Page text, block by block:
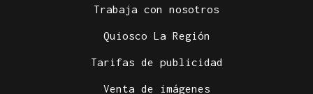
Trabaja con nosotros
Quiosco La Región
Tarifas de publicidad
Venta de imágenes